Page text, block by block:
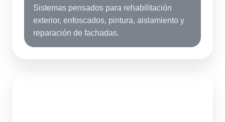
Sistemas pensados para rehabilitación
exterior, enfoscados, pintura, aislamiento y
reparación de fachadas.